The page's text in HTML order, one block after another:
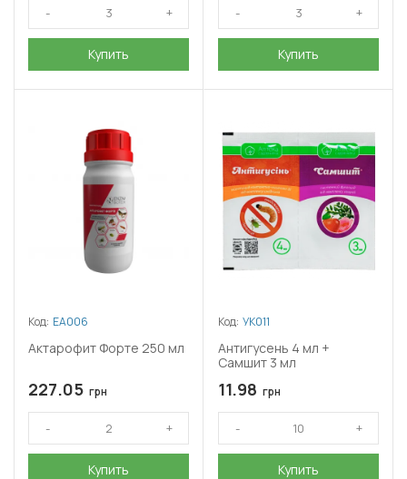
Купить Купить
Код: ЕА006
Актарофит Форте 250 мл
227.05 грн
Купить
Код: УК011
Антигусень 4 мл +
Самшит 3 мл
11.98 грн
Купить